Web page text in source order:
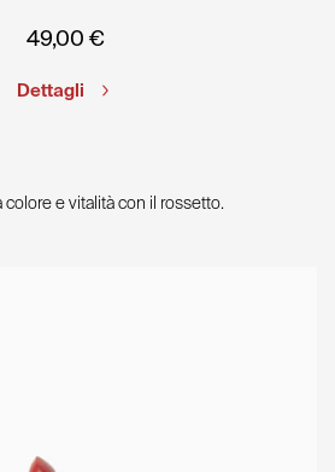
49,00 €
Dettagli
colore e vitalità con il rossetto.